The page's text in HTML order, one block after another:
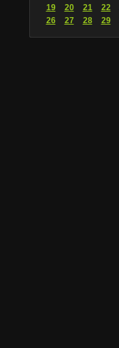
19
20 21 22
26
27 28 29